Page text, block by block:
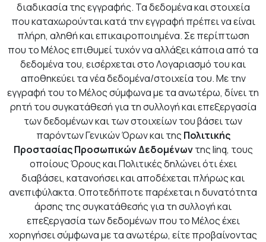
διαδικασία της εγγραφής. Τα δεδομένα και στοιχεία
που καταχωρούνται κατά την εγγραφή πρέπει να είναι
πλήρη, αληθή και επικαιροποιημένα. Σε περίπτωση
που το Μέλος επιθυμεί τυχόν να αλλάξει κάποια από τα
δεδομένα του, εισέρχεται στο Λογαριασμό του και
αποθηκεύει τα νέα δεδομένα/στοιχεία του. Με την
εγγραφή του το Μέλος σύμφωνα με τα ανωτέρω, δίνει τη
ρητή του συγκατάθεσή για τη συλλογή και επεξεργασία
των δεδομένων και των στοιχείων του βάσει των
παρόντων Γενικών Όρων και της Πολιτικής
ΠροστασίαςΠροσωπικών Δεδομένωντης linq, τους
οποίους Όρους και Πολιτικές δηλώνει ότι έχει
διαβάσει, κατανοήσει και αποδέχεται πλήρως και
ανεπιφύλακτα. Οποτεδήποτε παρέχεται η δυνατότητα
άρσης της συγκατάθεσής για τη συλλογή και
επεξεργασία των δεδομένων που το Μέλος έχει
χορηγήσει σύμφωνα με τα ανωτέρω, είτε προβαίνοντας